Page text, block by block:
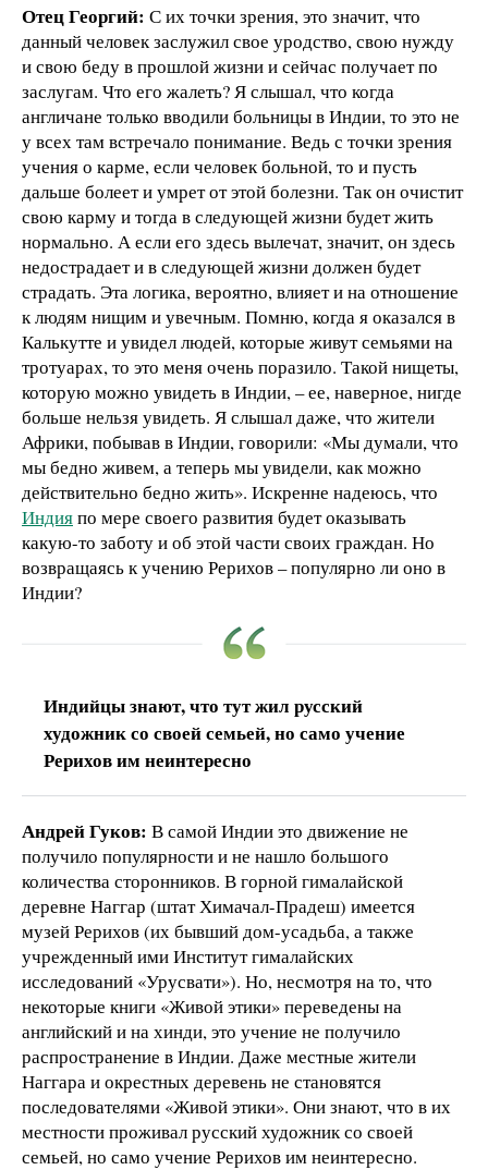
Отец Георгий: С их точки зрения, это значит, что
данный человек заслужил свое уродство, свою нужду
и свою беду в прошлой жизни и сейчас получает по
заслугам. Что его жалеть? Я слышал, что когда
англичане только вводили больницы в Индии, то это не
у всех там встречало понимание. Ведь с точки зрения
учения о карме, если человек больной, то и пусть
дальше болеет и умрет от этой болезни. Так он очистит
свою карму и тогда в следующей жизни будет жить
нормально. А если его здесь вылечат, значит, он здесь
недострадает и в следующей жизни должен будет
страдать. Эта логика, вероятно, влияет и на отношение
к людям нищим и увечным. Помню, когда я оказался в
Калькутте и увидел людей, которые живут семьями на
тротуарах, то это меня очень поразило. Такой нищеты,
которую можно увидеть в Индии, – ее, наверное, нигде
больше нельзя увидеть. Я слышал даже, что жители
Африки, побывав в Индии, говорили: «Мы думали, что
мы бедно живем, а теперь мы увидели, как можно
действительно бедно жить». Искренне надеюсь, что
Индияпо мере своего развития будет оказывать
какую-то заботу и об этой части своих граждан. Но
возвращаясь к учению Рерихов – популярно ли оно в
Индии?
Индийцы знают, что тут жил русский
художник со своей семьей, но само учение
Рерихов им неинтересно
Андрей Гуков: В самой Индии это движение не
получило популярности и не нашло большого
количества сторонников. В горной гималайской
деревне Наггар (штат Химачал-Прадеш) имеется
музей Рерихов (их бывший дом-усадьба, а также
учрежденный ими Институт гималайских
исследований «Урусвати»). Но, несмотря на то, что
некоторые книги «Живой этики» переведены на
английский и на хинди, это учение не получило
распространение в Индии. Даже местные жители
Наггара и окрестных деревень не становятся
последователями «Живой этики». Они знают, что в их
местности проживал русский художник со своей
семьей, но само учение Рерихов им неинтересно.